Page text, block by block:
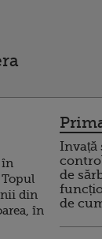
în
din
în
Invață
de
de